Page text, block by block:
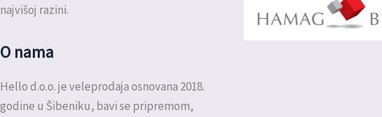
najvišoj razini.
O nama
Hello d.o.o. je veleprodaja osnovana 2018.
godine u Šibeniku, bavi se pripremom,